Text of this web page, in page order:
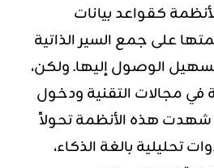
كقواعد بيانات
على جمع السير الذاتية
الوصول إليها. ولكن،
في مجالات التقنية ودخول
شهدت هذه الأنظمة تحولاً
تحليلية بالغة الذكاء،